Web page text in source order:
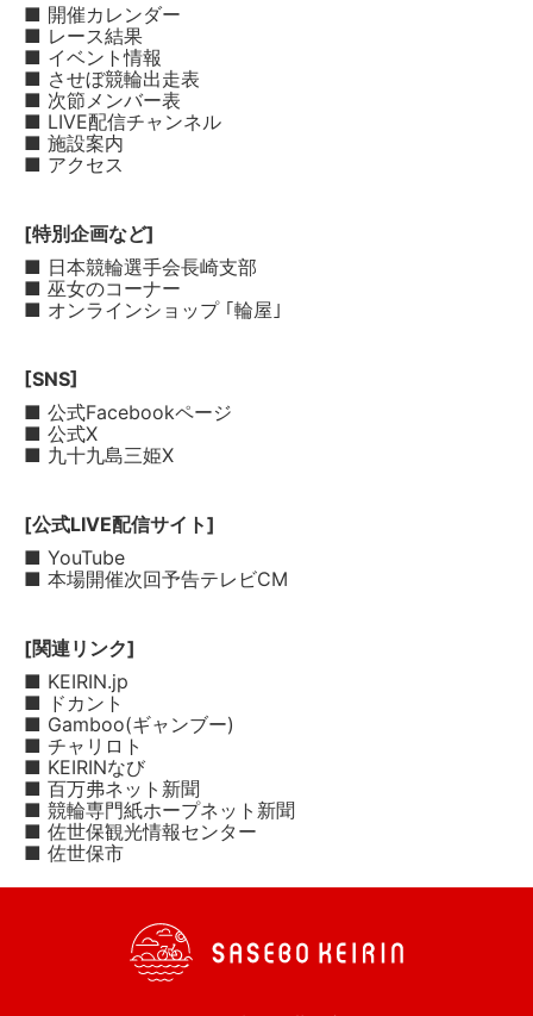
■ 開催カレンダー
■ レース結果
■ イベント情報
■ させぼ競輪出走表
■ 次節メンバー表
■ LIVE配信チャンネル
■ 施設案内
■ アクセス
[特別企画など]
■ 日本競輪選手会長崎支部
■ 巫女のコーナー
■ オンラインショップ ｢輪屋｣
[SNS]
■ 公式Facebookページ
■ 公式X
■ 九十九島三姫X
[公式LIVE配信サイト]
■ YouTube
■ 本場開催次回予告テレビCM
[関連リンク]
■ KEIRIN.jp
■ ドカント
■ Gamboo(ギャンブー)
■ チャリロト
■ KEIRINなび
■ 百万弗ネット新聞
■ 競輪専門紙ホープネット新聞
■ 佐世保観光情報センター
■ 佐世保市